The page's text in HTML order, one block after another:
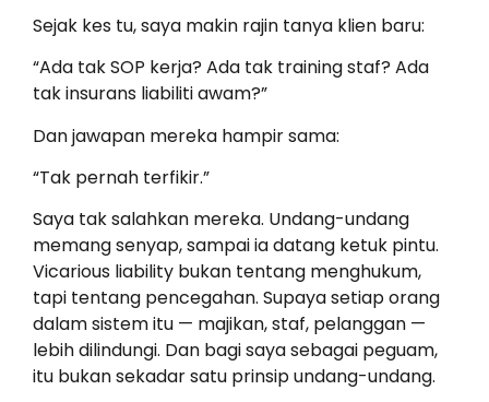
Sejak kes tu, saya makin rajin tanya klien baru:
“Ada tak SOP kerja? Ada tak training staf? Ada
tak insurans liabiliti awam?”
Dan jawapan mereka hampir sama:
“Tak pernah terfikir.”
Saya tak salahkan mereka. Undang-undang
memang senyap, sampai ia datang ketuk pintu.
Vicarious liability bukan tentang menghukum,
tapi tentang pencegahan. Supaya setiap orang
dalam sistem itu — majikan, staf, pelanggan —
lebih dilindungi. Dan bagi saya sebagai peguam,
itu bukan sekadar satu prinsip undang-undang.